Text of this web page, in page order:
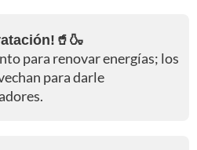
para renovar energías; los
para darle